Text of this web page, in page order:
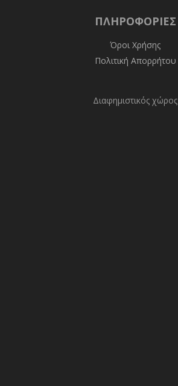
ΠΛΗΡΟΦΟΡΊΕΣ
Όροι Χρήσης
Πολιτική Απορρήτου
Διαφημιστικός χώρος